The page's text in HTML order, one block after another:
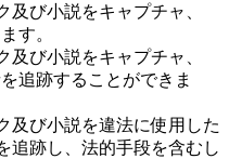
及び小説をキャプチャ、
す。
及び小説をキャプチャ、
追跡することができま
及び小説を違法に使用した
追跡し、法的手段を含むし